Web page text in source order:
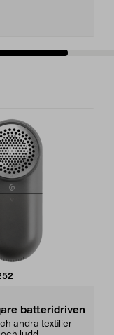
batteridriven
andra textilier –
5 stjärnor